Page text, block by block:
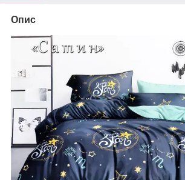
Опис